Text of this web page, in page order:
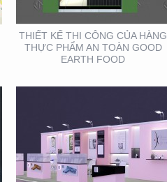
THIẾT KẾ THI CÔNG CỦA HÀNG
THỰC PHẨM AN TOÀN GOOD
EARTH FOOD
TẠI CẦN THƠ (GIAN
HÀNG MINH KHƯƠNG
GROUP)
THIẾT KẾ VÀ SẢN XUẤT